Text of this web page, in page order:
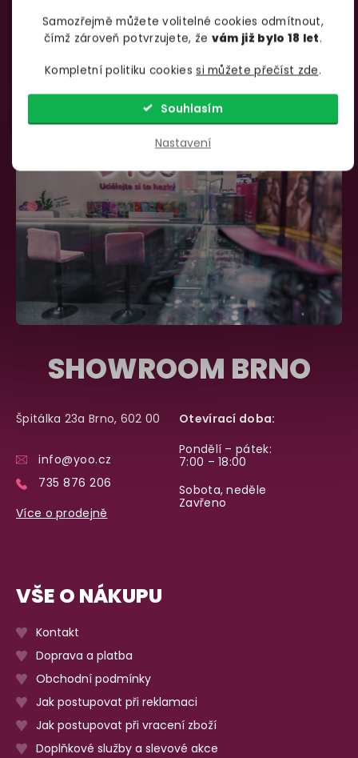
Samozřejmě můžete volitelné cookies odmítnout,
čímž zároveň potvrzujete, že vám již bylo 18 let.
Kompletní politiku cookiessi můžete přečíst zde.
Nastavení
Souhlasím
info@yoo.cz
735 876 206
SHOWROOM BRNO
Špitálka 23a Brno, 602 00
info@yoo.cz
735 876 206
Více o prodejně
Otevírací doba:
Pondělí – pátek:
7:00 – 18:00
Sobota, neděle
Zavřeno
VŠE O NÁKUPU
Kontakt
Doprava a platba
Obchodní podmínky
Jak postupovat při reklamaci
Jak postupovat při vracení zboží
Doplňkové služby a slevové akce